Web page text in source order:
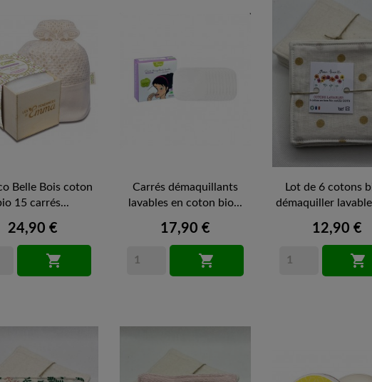
Belle Bois coton
15 carrés...
24,90 €

Carrés démaquillants
lavables en coton bio...
17,90 €

Lot de 6 cotons
démaquiller
12,90 €
